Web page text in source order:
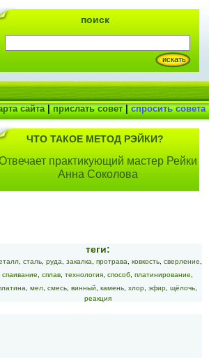
ЧТО ТАКОЕ МЕТОД РЭЙКИ?
практикующий мастер Рейки
Анна Соколова
теги:
, сталь, руда закалка протрава ковкость, сверление
спаивание
сплав технология способ платинирование
мел смесь винный камень хлор эфир щёлочь
реакция
поиск
сайта|прислать совет|спросить совета